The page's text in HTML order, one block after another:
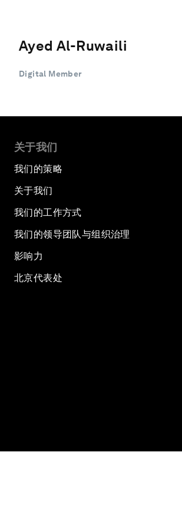
Ayed Al-Ruwaili
Digital Member
关于我们
我们的策略
关于我们
我们的工作方式
我们的领导团队与组织治理
影响力
北京代表处